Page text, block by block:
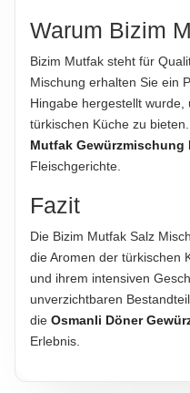
Warum Bizim
Bizim Mutfak steht für
Mischung erhalten Sie ein
Hingabe hergestellt
türkischen Küche zu
Mutfak Gewürzmischung
Fleischgerichte.
Fazit
Die Bizim Mutfak Salz
die Aromen der türkischen
und ihrem intensiven
unverzichtbaren
die Osmanli Döner
Erlebnis.